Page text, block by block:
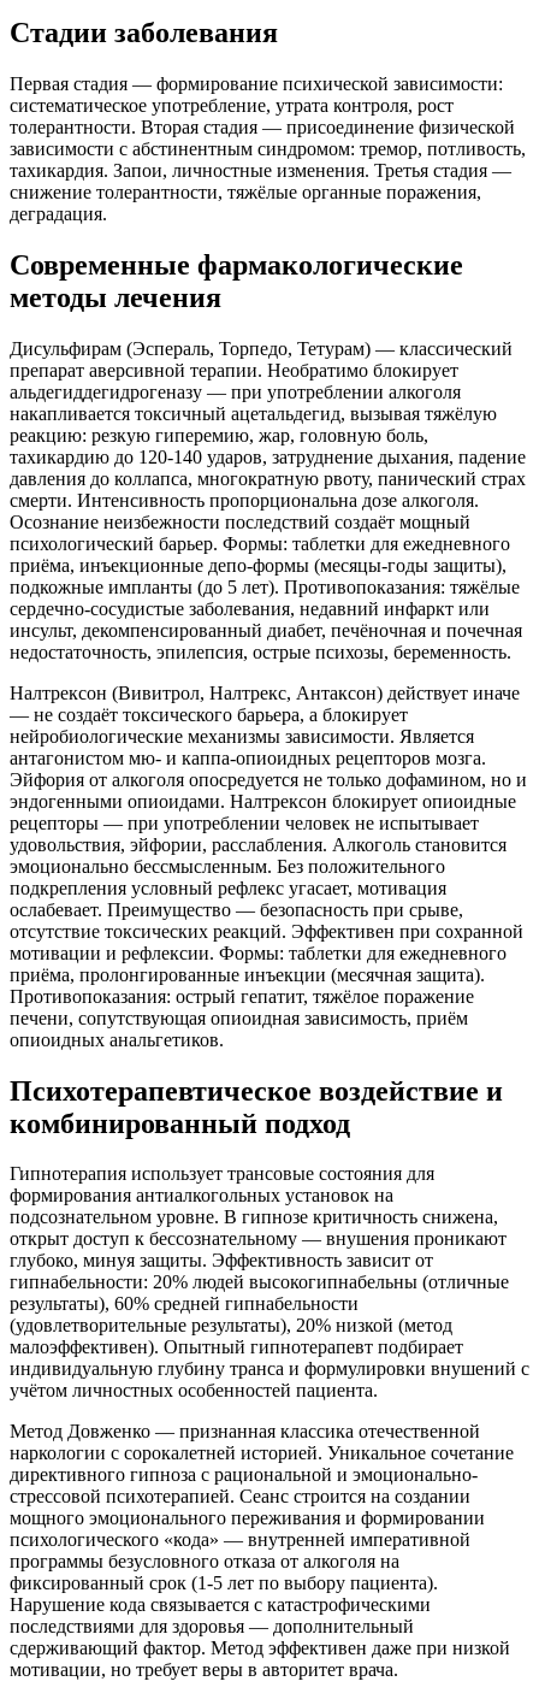
Стадии заболевания
Первая стадия — формирование психической зависимости:
систематическое употребление, утрата контроля, рост
толерантности. Вторая стадия — присоединение физической
зависимости с абстинентным синдромом: тремор, потливость,
тахикардия. Запои, личностные изменения. Третья стадия —
снижение толерантности, тяжёлые органные поражения,
деградация.
Современные фармакологические
методы лечения
Дисульфирам (Эспераль, Торпедо, Тетурам) — классический
препарат аверсивной терапии. Необратимо блокирует
альдегиддегидрогеназу — при употреблении алкоголя
накапливается токсичный ацетальдегид, вызывая тяжёлую
реакцию: резкую гиперемию, жар, головную боль,
тахикардию до 120-140 ударов, затруднение дыхания, падение
давления до коллапса, многократную рвоту, панический страх
смерти. Интенсивность пропорциональна дозе алкоголя.
Осознание неизбежности последствий создаёт мощный
психологический барьер. Формы: таблетки для ежедневного
приёма, инъекционные депо-формы (месяцы-годы защиты),
подкожные импланты (до 5 лет). Противопоказания: тяжёлые
сердечно-сосудистые заболевания, недавний инфаркт или
инсульт, декомпенсированный диабет, печёночная и почечная
недостаточность, эпилепсия, острые психозы, беременность.
Налтрексон (Вивитрол, Налтрекс, Антаксон) действует иначе
— не создаёт токсического барьера, а блокирует
нейробиологические механизмы зависимости. Является
антагонистом мю- и каппа-опиоидных рецепторов мозга.
Эйфория от алкоголя опосредуется не только дофамином, но и
эндогенными опиоидами. Налтрексон блокирует опиоидные
рецепторы — при употреблении человек не испытывает
удовольствия, эйфории, расслабления. Алкоголь становится
эмоционально бессмысленным. Без положительного
подкрепления условный рефлекс угасает, мотивация
ослабевает. Преимущество — безопасность при срыве,
отсутствие токсических реакций. Эффективен при сохранной
мотивации и рефлексии. Формы: таблетки для ежедневного
приёма, пролонгированные инъекции (месячная защита).
Противопоказания: острый гепатит, тяжёлое поражение
печени, сопутствующая опиоидная зависимость, приём
опиоидных анальгетиков.
Психотерапевтическое воздействие и
комбинированный подход
Гипнотерапия использует трансовые состояния для
формирования антиалкогольных установок на
подсознательном уровне. В гипнозе критичность снижена,
открыт доступ к бессознательному — внушения проникают
глубоко, минуя защиты. Эффективность зависит от
гипнабельности: 20% людей высокогипнабельны (отличные
результаты), 60% средней гипнабельности
(удовлетворительные результаты), 20% низкой (метод
малоэффективен). Опытный гипнотерапевт подбирает
индивидуальную глубину транса и формулировки внушений с
учётом личностных особенностей пациента.
Метод Довженко — признанная классика отечественной
наркологии с сорокалетней историей. Уникальное сочетание
директивного гипноза с рациональной и эмоционально-
стрессовой психотерапией. Сеанс строится на создании
мощного эмоционального переживания и формировании
психологического «кода» — внутренней императивной
программы безусловного отказа от алкоголя на
фиксированный срок (1-5 лет по выбору пациента).
Нарушение кода связывается с катастрофическими
последствиями для здоровья — дополнительный
сдерживающий фактор. Метод эффективен даже при низкой
мотивации, но требует веры в авторитет врача.